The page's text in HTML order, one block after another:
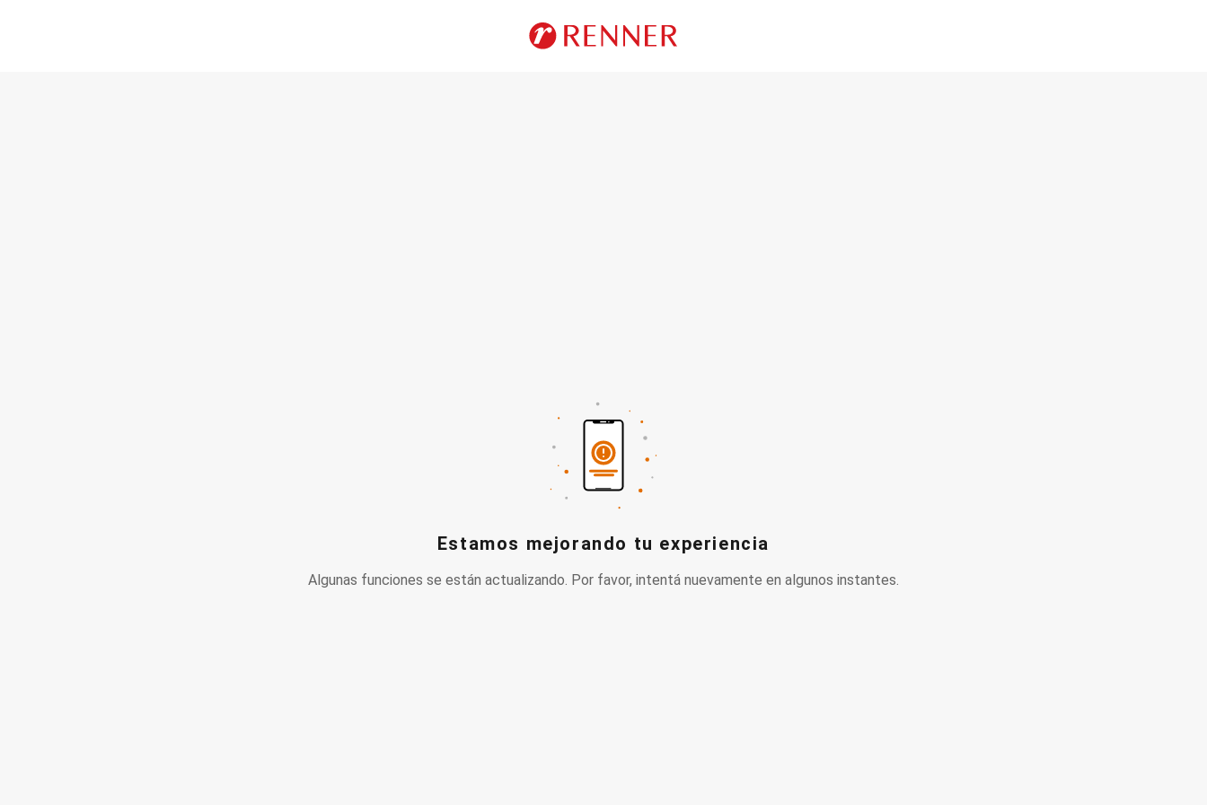
Estamos mejorando tu experiencia
Algunas funciones se están actualizando. Por favor, intentá nuevamente en algunos instantes.